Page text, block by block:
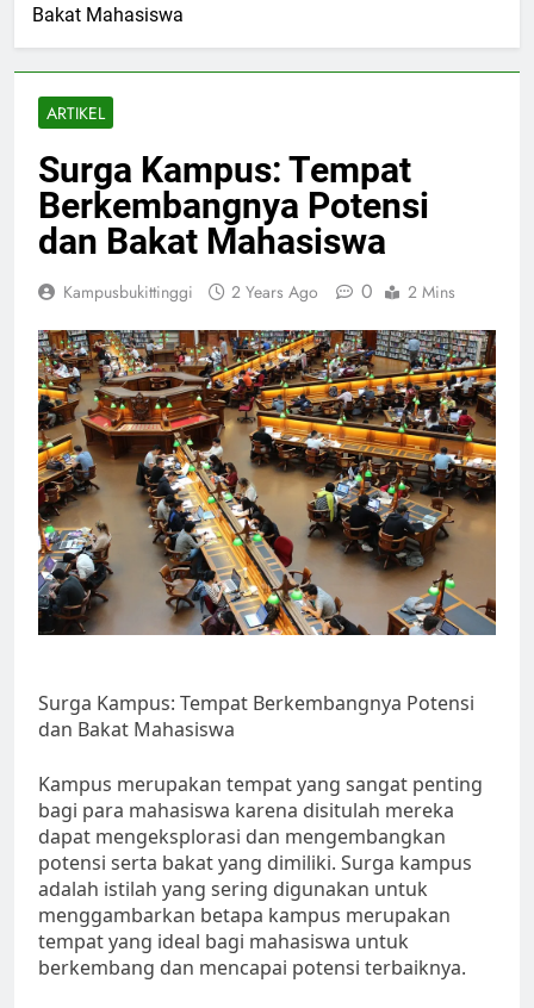
Bakat Mahasiswa
ARTIKEL
Surga Kampus: Tempat
Berkembangnya Potensi
dan Bakat Mahasiswa
Kampusbukittinggi 2 Years Ago 0 2 Mins
Surga Kampus: Tempat Berkembangnya Potensi
dan Bakat Mahasiswa
Kampus merupakan tempat yang sangat penting
bagi para mahasiswa karena disitulah mereka
dapat mengeksplorasi dan mengembangkan
potensi serta bakat yang dimiliki. Surga kampus
adalah istilah yang sering digunakan untuk
menggambarkan betapa kampus merupakan
tempat yang ideal bagi mahasiswa untuk
berkembang dan mencapai potensi terbaiknya.